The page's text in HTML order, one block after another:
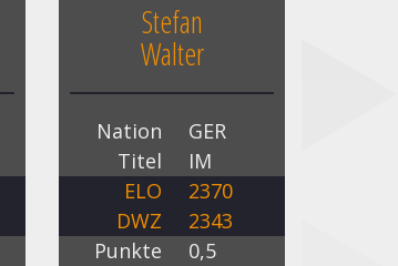
Stefan
Walter
Nation
GER
Titel
IM
ELO
2370
DWZ
2343
Punkte
0,5